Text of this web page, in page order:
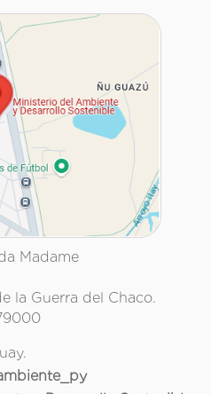
Madame
la Guerra del Chaco.